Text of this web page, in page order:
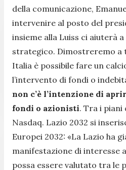
della comunicazione,
intervenire al posto del
insieme alla Luiss ci aiuterà
strategico. Dimostreremo a
Italia è possibile fare un
l’intervento di fondi o
non c’è l’intenzione di
fondi o azionisti. Tra i piani
Nasdaq. Lazio 2032 si
Europei 2032: «La Lazio ha
manifestazione di interesse
possa essere valutato tra le